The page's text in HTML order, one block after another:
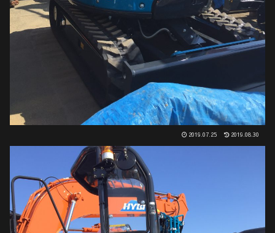
2019.07.25 2019.08.30